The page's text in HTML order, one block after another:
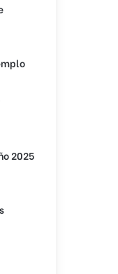
2025